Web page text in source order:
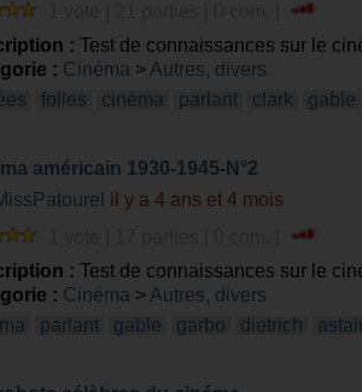
: Test de connaissances sur le
: Cinéma > Autres, divers
folles cinéma parlant clark gable
américain 1930-1945-N°2
il y a 4 ans et 4 mois
: Test de connaissances sur le
: Cinéma > Autres, divers
parlant gable garbo dietrich